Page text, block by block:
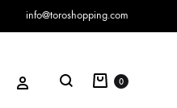
info@toroshopping.com
Se connecter
Chercher Panier
0